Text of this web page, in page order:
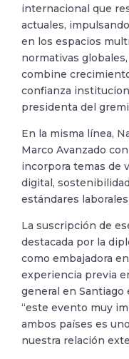
internacional que
actuales,
en los espacios
normativas
combine
confianza
presidenta del
En la misma línea,
Marco Avanzado
incorpora temas de
digital,
estándares
La suscripción de
destacada por la
como embajadora
experiencia previa
general en Santiago
“este evento muy
ambos países es
nuestra relación